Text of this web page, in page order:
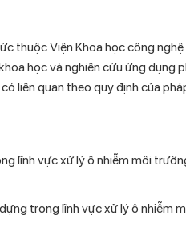
thuộc Viện Khoa học công
học và nghiên cứu ứng dụng
liên quan theo quy định của
lĩnh vực xử lý ô nhiễm môi
trong lĩnh vực xử lý ô nhiễm